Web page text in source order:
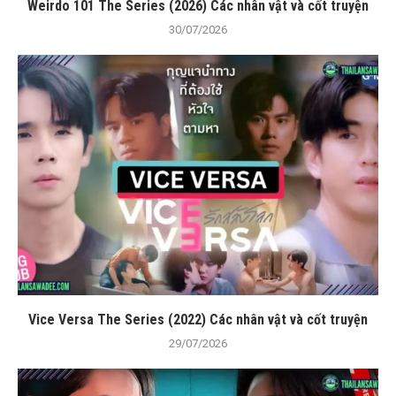
Weirdo 101 The Series (2026) Các nhân vật và cốt truyện
30/07/2026
Vice Versa The Series (2022) Các nhân vật và cốt truyện
29/07/2026